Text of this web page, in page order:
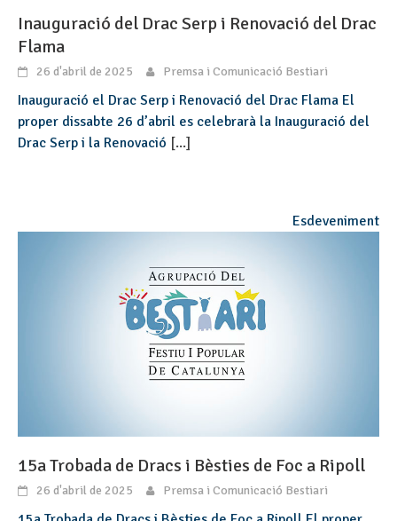
Inauguració del Drac Serp i Renovació del Drac
Flama
26 d'abril de 2025 Premsa i Comunicació Bestiari
Inauguració el Drac Serp i Renovació del Drac Flama El
proper dissabte 26 d’abril es celebrarà la Inauguració del
Drac Serp i la Renovació [...]
Esdeveniment
15a Trobada de Dracs i Bèsties de Foc a Ripoll
26 d'abril de 2025 Premsa i Comunicació Bestiari